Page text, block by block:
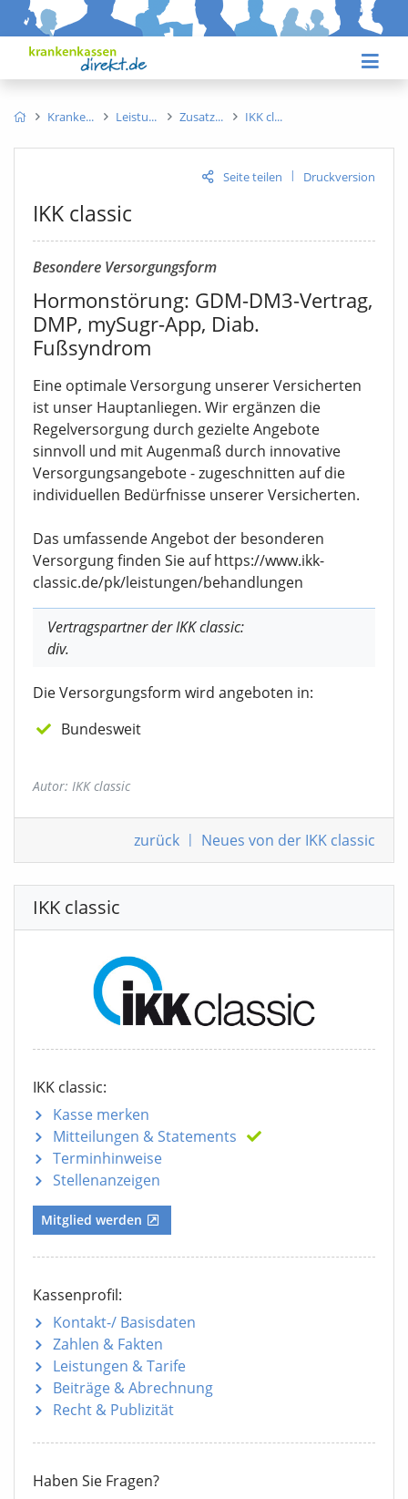
Kranke Leistu Zusatz IKK cl
Seite teilen | Druckversion
IKK classic
Besondere Versorgungsform
Hormonstörung: GDM-DM3-Vertrag,
DMP, mySugr-App, Diab.
Fußsyndrom
Eine optimale Versorgung unserer Versicherten
ist unser Hauptanliegen. Wir ergänzen die
Regelversorgung durch gezielte Angebote
sinnvoll und mit Augenmaß durch innovative
Versorgungsangebote - zugeschnitten auf die
individuellen Bedürfnisse unserer Versicherten.
Das umfassende Angebot der besonderen
Versorgung finden Sie auf https://www.ikk-
classic.de/pk/leistungen/behandlungen
Vertragspartner der IKK classic:
div.
Die Versorgungsform wird angeboten in:
Bundesweit
Autor: IKK classic
zurück | Neues von der IKK classic
IKK classic
IKK classic:
Kasse merken
Mitteilungen & Statements
Terminhinweise
Stellenanzeigen
Mitglied werden
Kassenprofil:
Kontakt-/ Basisdaten
Zahlen & Fakten
Leistungen & Tarife
Beiträge & Abrechnung
Recht & Publizität
Haben Sie Fragen?